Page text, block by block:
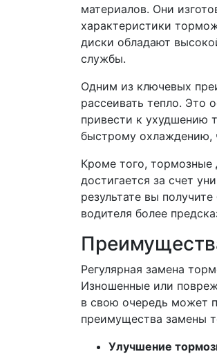
материалов. Они
характеристики
диски обладают
службы.
Одним из ключевых
рассеивать тепло. Это
привести к ухудшению
быстрому охлаждению,
Кроме того, тормозные
достигается за счет
результате вы
водителя более
Регулярная замена
Изношенные или
в свою очередь может
преимущества замены
Улучшение